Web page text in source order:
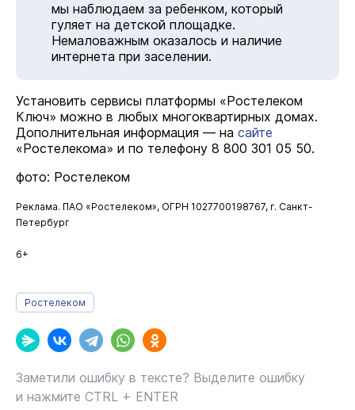
мы наблюдаем за ребенком, который
гуляет на детской площадке.
Немаловажным оказалось и наличие
интернета при заселении.
Установить сервисы платформы «Ростелеком
Ключ» можно в любых многоквартирных домах.
Дополнительная информация — на сайте
«Ростелекома» и по телефону 8 800 301 05 50.
фото: Ростелеком
Реклама. ПАО «Ростелеком», ОГРН 1027700198767, г. Санкт-
Петербург
6+
Ростелеком
Заметили ошибку в тексте? Выделите ошибку
и нажмите CTRL + ENTER